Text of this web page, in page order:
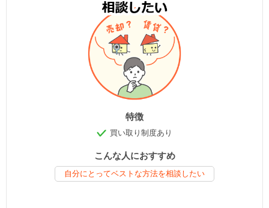
特徴
買い取り制度あり
こんな人におすすめ
自分にとってベストな方法を相談したい